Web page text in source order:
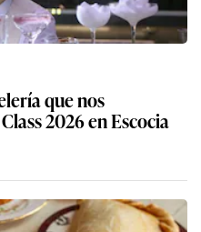
que nos
2026 en Escocia